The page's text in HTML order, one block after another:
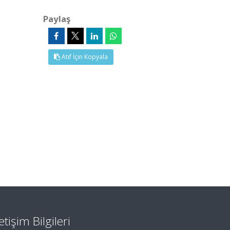
Paylaş
Atıf İçin Kopyala
Bilgileri